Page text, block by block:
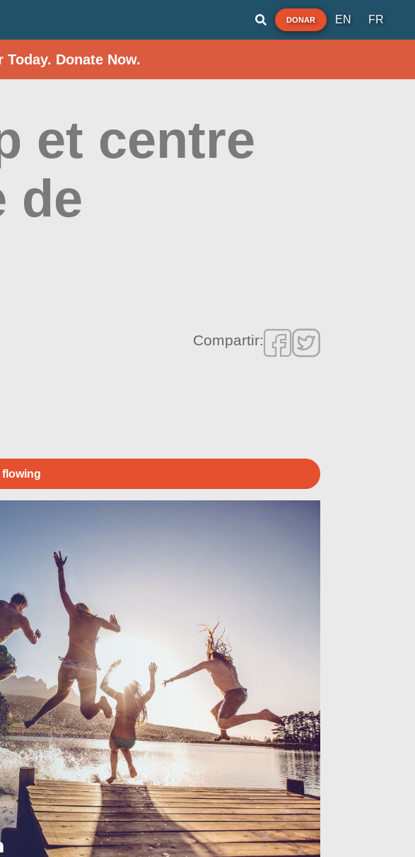
DONAR EN FR
Donate Now.
et centre
de
Compartir:
flowing